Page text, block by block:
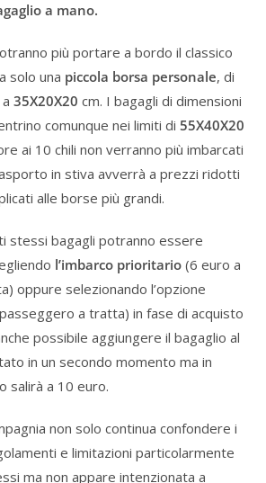
a mano.
più portare a bordo il classico
solo una piccola borsa personale, di
35X20X20 cm. I bagagli di dimensioni
comunque nei limiti di55X40X20
ai 10 chili non verranno più imbarcati
in stiva avverrà a prezzi ridotti
alle borse più grandi.
stessi bagagli potranno essere
l’imbarco prioritario (6 euro a
oppure selezionando l’opzione
a tratta) in fase di acquisto
possibile aggiungere il bagaglio al
in un secondo momento ma in
salirà a 10 euro.
non solo continua confondere i
e limitazioni particolarmente
ma non appare intenzionata a